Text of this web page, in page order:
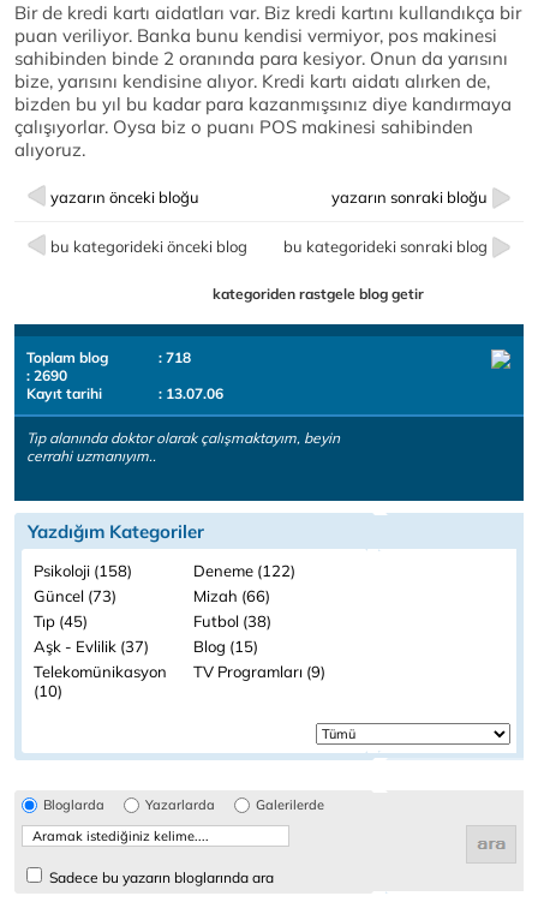
Bir de kredi kartı aidatları var. Biz kredi kartını kullandıkça bir
puan veriliyor. Banka bunu kendisi vermiyor, pos makinesi
sahibinden binde 2 oranında para kesiyor. Onun da yarısını
bize, yarısını kendisine alıyor. Kredi kartı aidatı alırken de,
bizden bu yıl bu kadar para kazanmışsınız diye kandırmaya
çalışıyorlar. Oysa biz o puanı POS makinesi sahibinden
alıyoruz.
yazarın önceki bloğu yazarın sonraki bloğu
bu kategorideki önceki blog bu kategorideki sonraki blog
kategoriden rastgele blog getir
Toplam blog
: 718
: 2690
Kayıt tarihi
: 13.07.06
Tıp alanında doktor olarak çalışmaktayım, beyin
cerrahi uzmanıyım..
Yazdığım Kategoriler
Psikoloji (158)
Deneme (122)
Güncel (73)
Mizah (66)
Tıp (45)
Futbol (38)
Aşk - Evlilik (37)
Blog (15)
Telekomünikasyon
(10)
TV Programları (9)
Bloglarda Yazarlarda Galerilerde
Sadece bu yazarın bloglarında ara